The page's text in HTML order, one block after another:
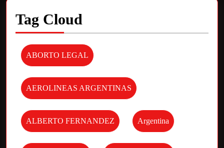
Tag Cloud
ABORTO LEGAL
AEROLINEAS ARGENTINAS
ALBERTO FERNANDEZ Argentina